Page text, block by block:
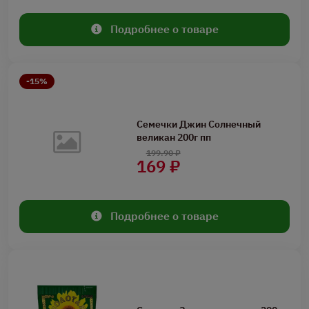
Подробнее о товаре
-15%
Семечки Джин Солнечный
великан 200г пп
169 ₽
199.90 ₽
Подробнее о товаре